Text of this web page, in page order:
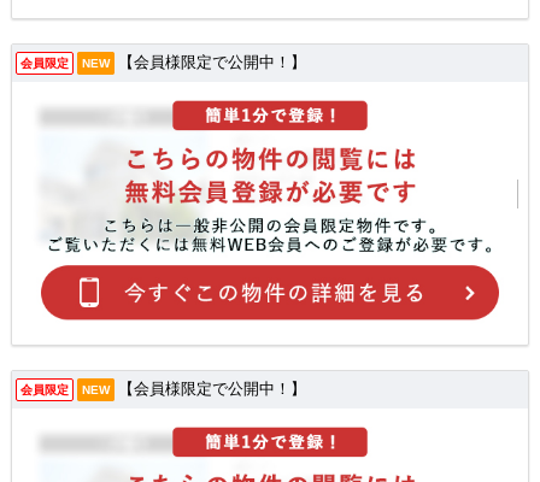
会員限定 NEW 【会員様限定で公開中！】
会員限定 NEW 【会員様限定で公開中！】